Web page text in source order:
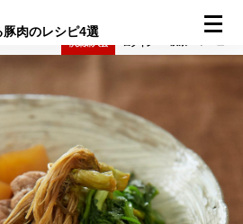
肉のレシピ4選